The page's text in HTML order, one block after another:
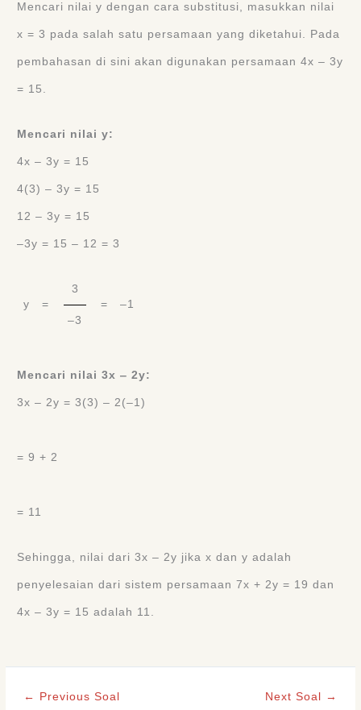
Mencari nilai y dengan cara substitusi, masukkan nilai
x = 3 pada salah satu persamaan yang diketahui. Pada
pembahasan di sini akan digunakan persamaan 4x ‒ 3y
= 15.
Mencari nilai y:
4x ‒ 3y = 15
4(3) ‒ 3y = 15
12 ‒ 3y = 15
‒3y = 15 ‒ 12 = 3
y =
3
–3
= –1
Mencari nilai 3x ‒ 2y:
3x ‒ 2y = 3(3) ‒ 2(‒1)
= 9 + 2
= 11
Sehingga, nilai dari 3x ‒ 2y jika x dan y adalah
penyelesaian dari sistem persamaan 7x + 2y = 19 dan
4x ‒ 3y = 15 adalah 11.
← Previous Soal Next Soal →